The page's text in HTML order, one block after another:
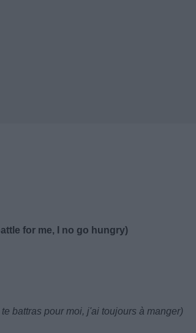
for me, I no go hungry)
battras pour moi, j'ai toujours à manger)